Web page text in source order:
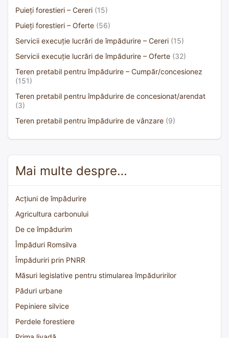
Puieți forestieri – Cereri (15)
Puieți forestieri – Oferte (56)
Servicii execuție lucrări de împădurire – Cereri (15)
Servicii execuție lucrări de împădurire – Oferte (32)
Teren pretabil pentru împădurire – Cumpăr/concesionez
(151)
Teren pretabil pentru împădurire de concesionat/arendat
(3)
Teren pretabil pentru împădurire de vânzare (9)
Mai multe despre…
Acțiuni de împădurire
Agricultura carbonului
De ce împădurim
Împăduri Romsilva
Împăduriri prin PNRR
Măsuri legislative pentru stimularea împăduririlor
Păduri urbane
Pepiniere silvice
Perdele forestiere